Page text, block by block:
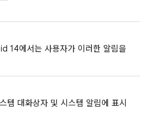
14에서는 사용자가 이러한 알림을
템 대화상자 및 시스템 알림에 표시